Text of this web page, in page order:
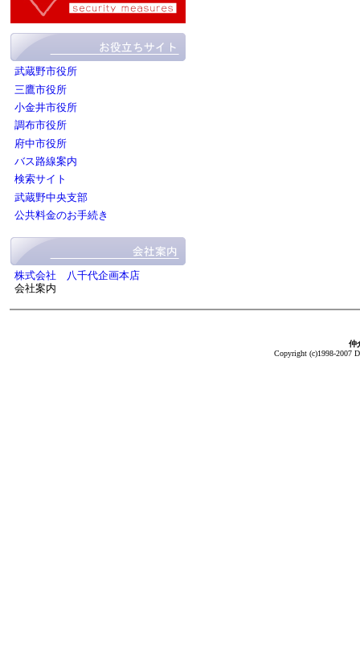
武蔵野市役所
三鷹市役所
小金井市役所
調布市役所
府中市役所
バス路線案内
検索サイト
武蔵野中央支部
公共料金のお手続き
株式会社 八千代企画本店
会社案内
仲
Copyright (c)1998-2007